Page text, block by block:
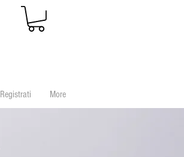
Registrati More